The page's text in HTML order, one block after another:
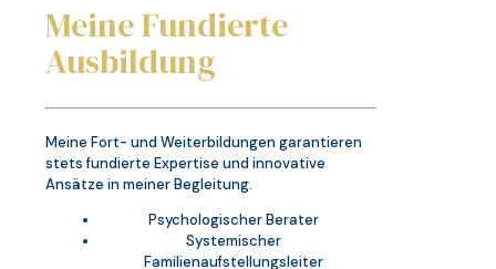
Meine Fundierte
Ausbildung
Meine Fort- und Weiterbildungen garantieren
stets fundierte Expertise und innovative
Ansätze in meiner Begleitung.
Psychologischer Berater
Systemischer
Familienaufstellungsleiter